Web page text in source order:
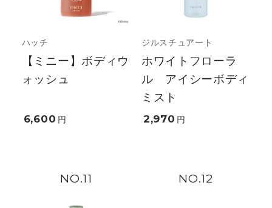
ハッチ
【ミニー】ボディウ
ォッシュ
6,600 円
ジルスチュアート
ホワイトフローラ
ル アイシーボディ
ミスト
2,970 円
11 12